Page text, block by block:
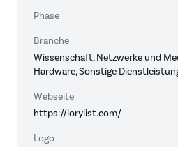
Phase
Branche
Wissenschaft, Netzwerke und
Hardware, Sonstige
Webseite
https://lorylist.com/
Logo